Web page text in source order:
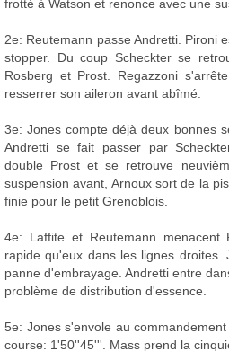
frotté à Watson et renonce avec une
2e: Reutemann passe Andretti. Pironi
stopper. Du coup Scheckter se
Rosberg et Prost. Regazzoni
resserrer son aileron avant abîmé.
3e: Jones compte déjà deux bonnes
Andretti se fait passer par
double Prost et se retrouve
suspension avant, Arnoux sort de la
finie pour le petit Grenoblois.
4e: Laffite et Reutemann menacent
rapide qu'eux dans les lignes droites.
panne d'embrayage. Andretti entre
problème de distribution d'essence.
5e: Jones s'envole au
course: 1'50''45'''. Mass prend la